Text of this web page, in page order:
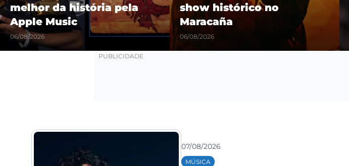
melhor da história pela
Apple Music
06/08/2026
show histórico no
Maracaña
06/08/2026
07/08/2026
MÚSICA